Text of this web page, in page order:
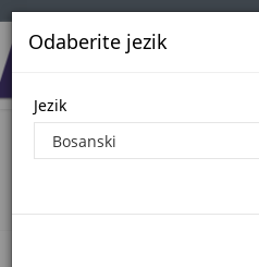
Odaberite jezik
Jezik
Pregled